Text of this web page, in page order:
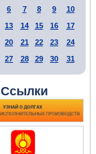
6 7 8 9
10
13 14 15 16
17
20 21 22 23
24
27 28 29 30 31
Ссылки